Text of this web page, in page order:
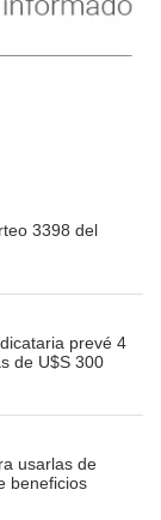
3398 del
prevé 4
de U$S 300
usarlas de
beneficios